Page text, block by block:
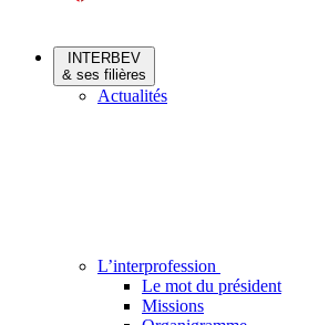
INTERBEV
& ses filières
Actualités
L’interprofession
Le mot du président
Missions